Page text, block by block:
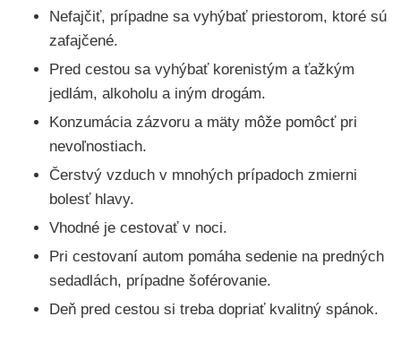
Nefajčiť, prípadne sa vyhýbať priestorom, ktoré sú
zafajčené.
Pred cestou sa vyhýbať korenistým a ťažkým
jedlám, alkoholu a iným drogám.
Konzumácia zázvoru a mäty môže pomôcť pri
nevoľnostiach.
Čerstvý vzduch v mnohých prípadoch zmierni
bolesť hlavy.
Vhodné je cestovať v noci.
Pri cestovaní autom pomáha sedenie na predných
sedadlách, prípadne šoférovanie.
Deň pred cestou si treba dopriať kvalitný spánok.